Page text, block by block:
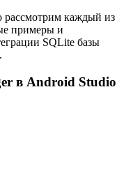
каждый из
примеры и
SQLite базы
в Android Studio